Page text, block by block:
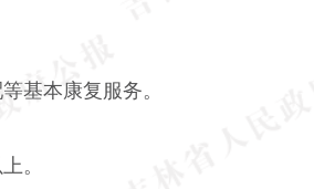
基本康复服务。
。